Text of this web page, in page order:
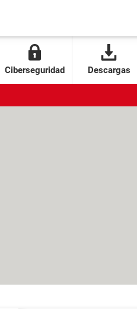
Ciberseguridad Descargas